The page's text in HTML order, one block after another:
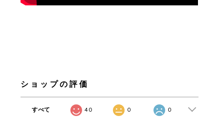
ショップの評価
すべて 40 0 0